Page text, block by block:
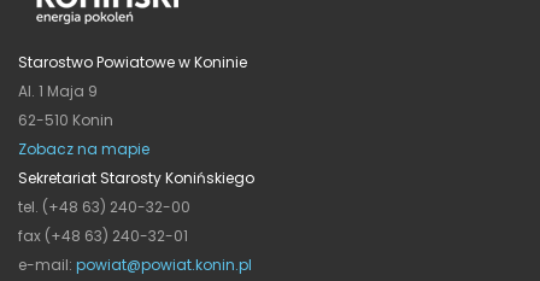
Starostwo Powiatowe w Koninie
Al. 1 Maja 9
62-510 Konin
Zobacz na mapie
Sekretariat Starosty Konińskiego
tel. (+48 63) 240-32-00
fax (+48 63) 240-32-01
e-mail: powiat@powiat.konin.pl